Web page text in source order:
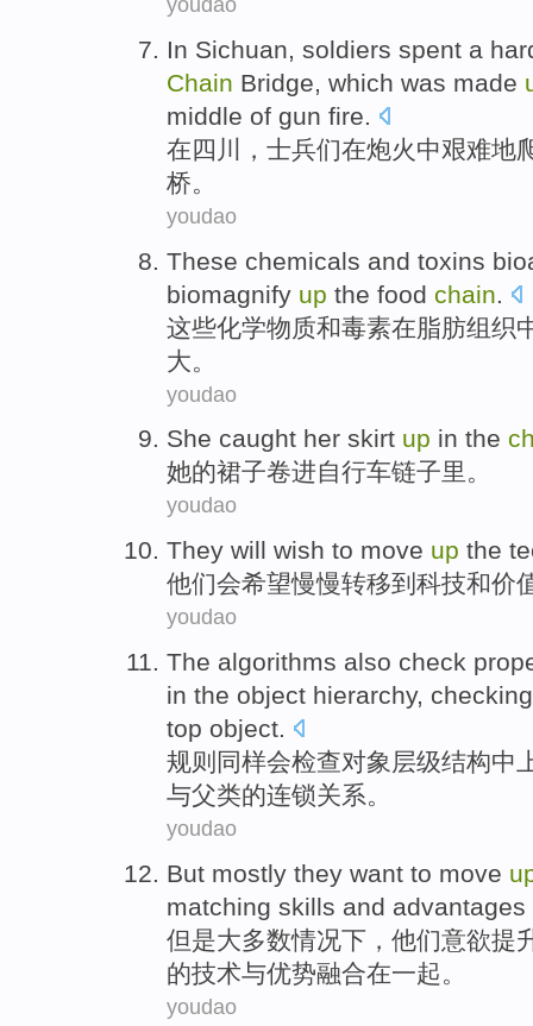
In Sichuan, soldiers spent a
Chain Bridge, which was made
middle of gun fire.
在四川，士兵们在炮火中艰难地
桥。
youdao
These chemicals and toxins
biomagnify up the food chain
这些化学物质和毒素在 脂肪组织
大。
youdao
She caught her skirt up in the
她的裙子卷进自行车链子里。
youdao
They will wish to move up the
他们会希望慢慢转移到 科技和价
youdao
The algorithms also check
in the object hierarchy, checking
top object.
规则 同样会检查对象 层级结构中
与父类的连锁关系。
youdao
But mostly they want to move
matching skills and advantages
但是大多数情况下 ， 他们意欲提
的技术与优势融合在一起。
youdao